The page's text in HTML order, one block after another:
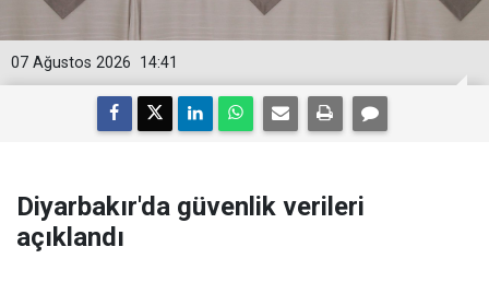
14:41
07 Ağustos 2026
Diyarbakır'da güvenlik verileri
açıklandı